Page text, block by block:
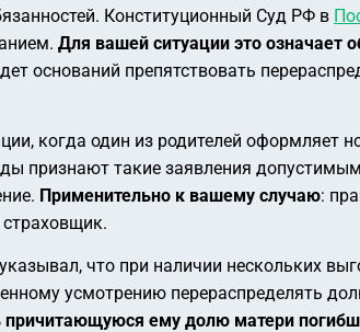
Конституционный Суд РФ в
Для вашей ситуации это означает
оснований препятствовать
когда один из родителей оформляет
признают такие заявления
Применительно к вашему случаю:
что при наличии нескольких
усмотрению перераспределять
причитающуюся ему долю матери